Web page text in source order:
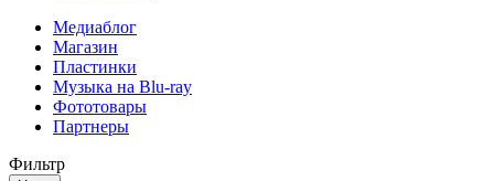
Медиаблог
Магазин
Пластинки
Музыка на Blu-ray
Фототовары
Партнеры
Фильтр